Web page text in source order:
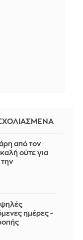
από τον
ούτε για
ημέρες -